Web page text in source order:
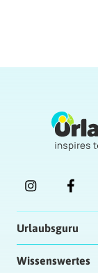
Urlaubsguru
Wissenswertes